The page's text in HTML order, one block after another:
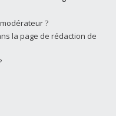
?
la page de rédaction de